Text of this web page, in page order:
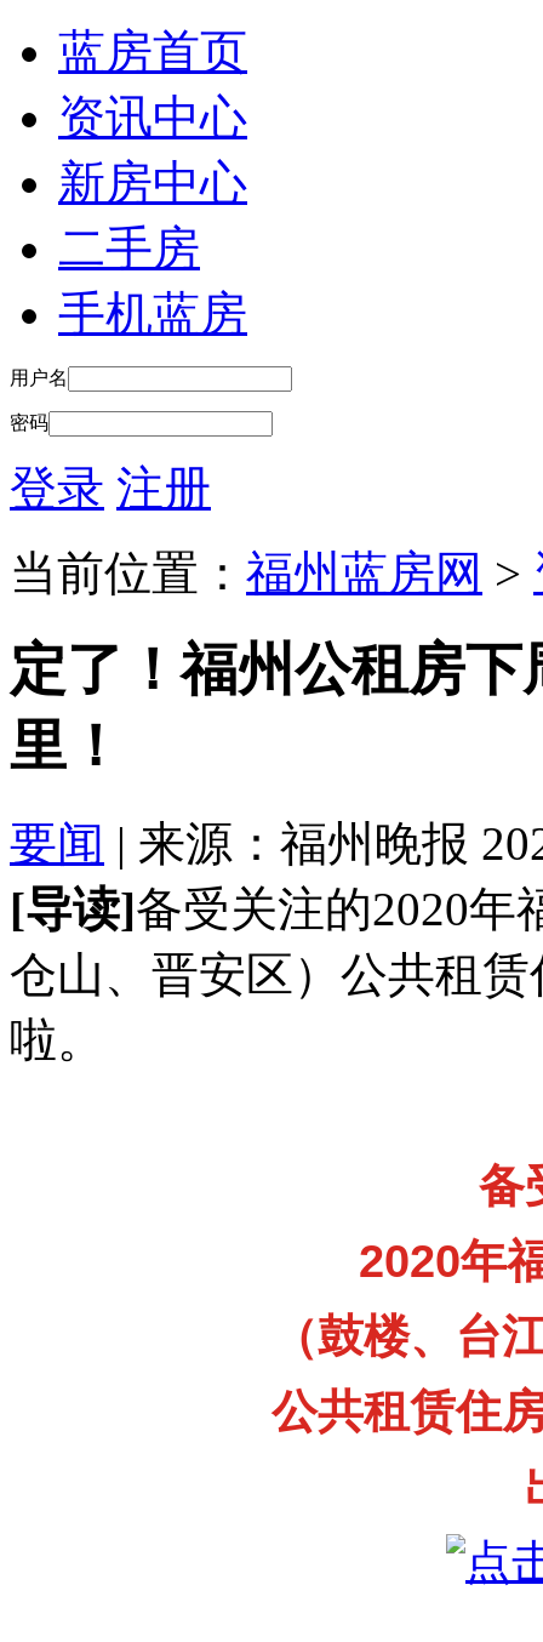
蓝房首页
资讯中心
新房中心
二手房
手机蓝房
用户名
密码
登录 注册
当前位置： 福州蓝房网 >
定了！福州公租房
里！
要闻 | 来源：福州晚报
[导读]备受关注的2020年
仓山、晋安区）公共租
啦。
备
2020年
（鼓楼、台
公共租赁住